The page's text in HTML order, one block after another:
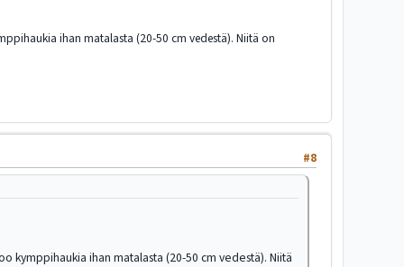
ihan matalasta (20-50 cm vedestä). Niitä on
#8
kymppihaukia ihan matalasta (20-50 cm vedestä). Niitä